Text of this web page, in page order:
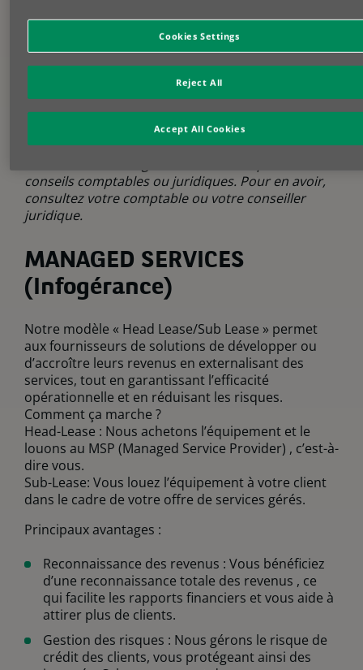
Nous proposons également de la cession de
créances et de contrats pour certains types
d’équipements. Ces solutions vous permettent
d’optimiser vos flux de trésorerie, d’améliorer vos
liquidités et de nous transférer le risque de crédit,
tout en conservant le plein contrôle de votre
expérience client. Une reconnaissance immédiate
des revenus est possible dans certains cas.
conseils comptables ou juridiques. Pour en avoir,
consultez votre comptable ou votre conseiller
juridique.
MANAGED SERVICES
(Infogérance)
Notre modèle « Head Lease/Sub Lease » permet
aux fournisseurs de solutions de développer ou
d’accroître leurs revenus en externalisant des
services, tout en garantissant l’efficacité
opérationnelle et en réduisant les risques.
Comment ça marche ?
Head-Lease : Nous achetons l’équipement et le
louons au MSP (Managed Service Provider) , c’est-à-
dire vous.
Sub-Lease: Vous louez l’équipement à votre client
dans le cadre de votre offre de services gérés.
Principaux avantages :
Reconnaissance des revenus : Vous bénéficiez
d’une reconnaissance totale des revenus , ce
qui facilite les rapports financiers et vous aide à
attirer plus de clients.
Gestion des risques : Nous gérons le risque de
crédit des clients, vous protégeant ainsi des
Cookies Settings
Reject All
Accept All Cookies